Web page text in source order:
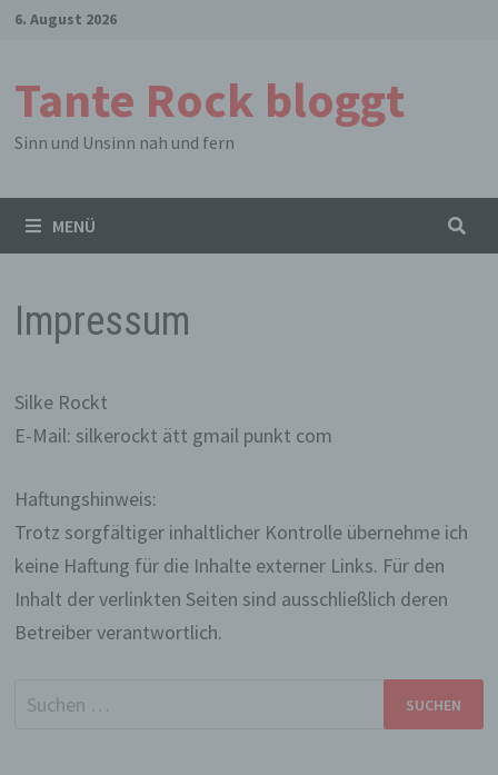
Zum6. August 2026
Tante Rock bloggt
Sinn und Unsinn nah und fern
MENÜ
Impressum
Silke Rockt
E-Mail: silkerockt ätt gmail punkt com
Haftungshinweis:
Trotz sorgfältiger inhaltlicher Kontrolle übernehme ich
keine Haftung für die Inhalte externer Links. Für den
Inhalt der verlinkten Seiten sind ausschließlich deren
Betreiber verantwortlich.
Suchen